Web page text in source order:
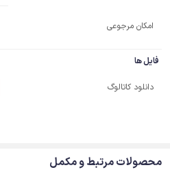
امکان مرجوعی
فایل ها
دانلود کاتالوگ
محصولات مرتبط و مکمل